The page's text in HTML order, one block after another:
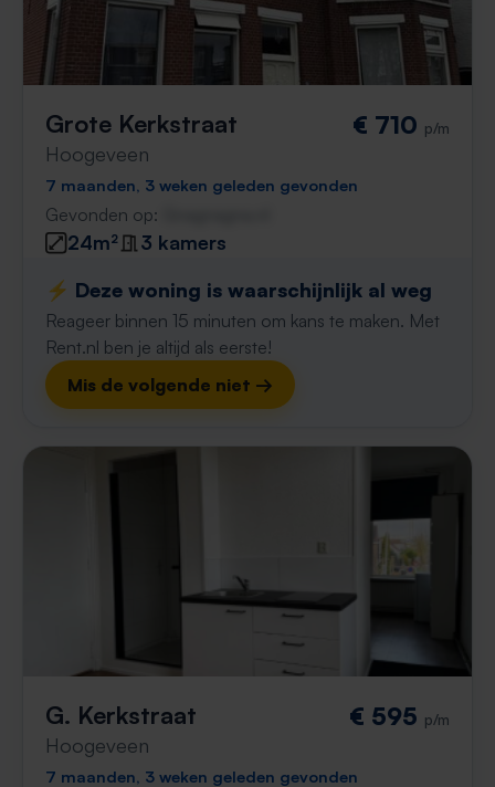
Grote Kerkstraat
Hoogeveen
€ 710 p/m
7 maanden, 3 weken geleden gevonden
Gevonden op:
24m²
3 kamers
⚡️ Deze woning is waarschijnlijk al weg
Reageer binnen 15 minuten om kans te maken. Met
Rent.nl ben je altijd als eerste!
Mis de volgende niet →
G. Kerkstraat
Hoogeveen
€ 595 p/m
7 maanden, 3 weken geleden gevonden